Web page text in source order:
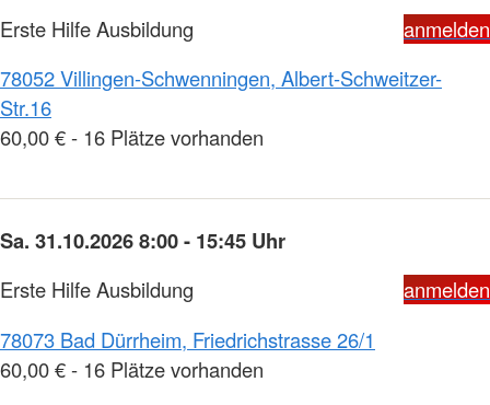
Erste Hilfe Ausbildung
anmelden
78052 Villingen-Schwenningen, Albert-Schweitzer-
Str.16
60,00 € - 16 Plätze vorhanden
Sa. 31.10.2026 8:00 - 15:45 Uhr
Erste Hilfe Ausbildung
anmelden
78073 Bad Dürrheim, Friedrichstrasse 26/1
60,00 € - 16 Plätze vorhanden